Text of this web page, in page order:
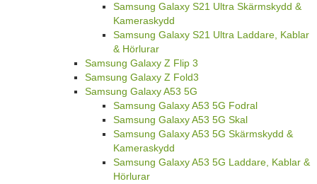
Samsung Galaxy S21 Ultra Skärmskydd &
Kameraskydd
Samsung Galaxy S21 Ultra Laddare, Kablar
& Hörlurar
Samsung Galaxy Z Flip 3
Samsung Galaxy Z Fold3
Samsung Galaxy A53 5G
Samsung Galaxy A53 5G Fodral
Samsung Galaxy A53 5G Skal
Samsung Galaxy A53 5G Skärmskydd &
Kameraskydd
Samsung Galaxy A53 5G Laddare, Kablar &
Hörlurar